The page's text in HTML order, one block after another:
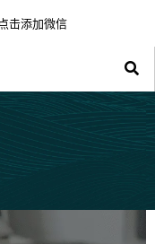
击添加微信